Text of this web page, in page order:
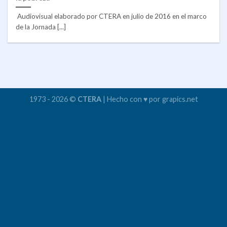
Audiovisual elaborado por CTERA en julio de 2016 en el marco
de la Jornada [...]
1973 - 2026 © CTERA| Hecho con ♥ por grapics.net